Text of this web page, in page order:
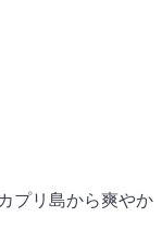
プリ島から爽やか
本製コンフォート